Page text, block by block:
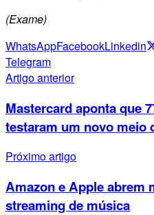
(Exame)
WhatsAppFacebookLinkedin
Telegram
Artigo anterior
Mastercard aponta que
testaram um novo meio
Próximo artigo
Amazon e Apple abrem
streaming de música